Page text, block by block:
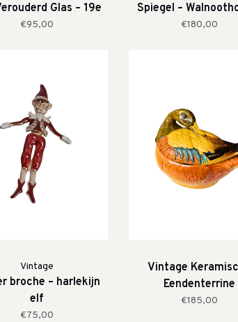
Glas – 19e
Eeuw
€95,00
Spiegel –
Verguld Detail (19e
€180,00
Vintage
broche – harlekijn
elf
€75,00
Vintage
Eendenterrine
€185,00